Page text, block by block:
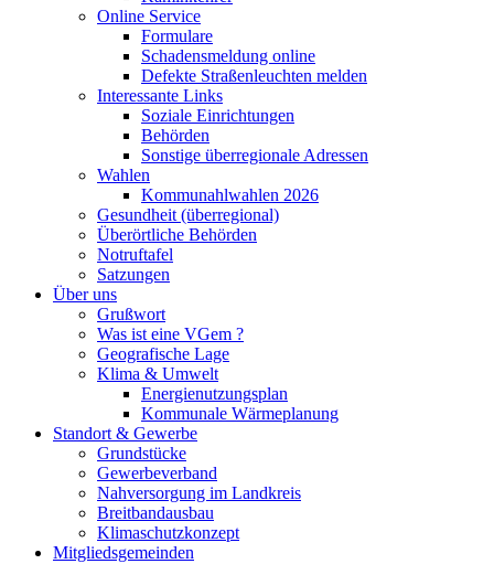
Online Service
Formulare
Schadensmeldung online
Defekte Straßenleuchten melden
Interessante Links
Soziale Einrichtungen
Behörden
Sonstige überregionale Adressen
Wahlen
Kommunahlwahlen 2026
Gesundheit (überregional)
Überörtliche Behörden
Notruftafel
Satzungen
Über uns
Grußwort
Was ist eine VGem ?
Geografische Lage
Klima & Umwelt
Energienutzungsplan
Kommunale Wärmeplanung
Standort & Gewerbe
Grundstücke
Gewerbeverband
Nahversorgung im Landkreis
Breitbandausbau
Klimaschutzkonzept
Mitgliedsgemeinden